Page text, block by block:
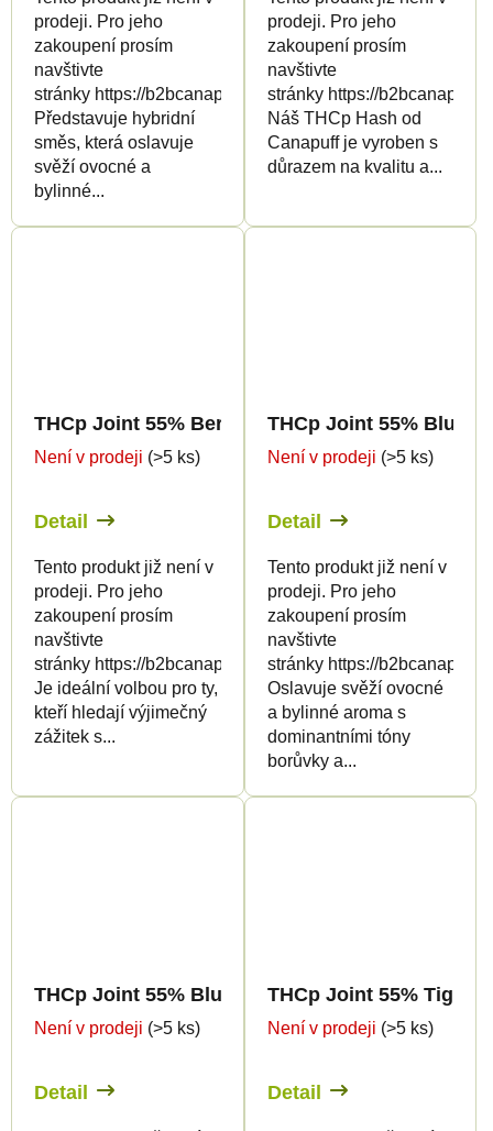
prodeji. Pro jeho
zakoupení prosím
navštivte
stránky https://b2bcanapuff.com/
Představuje hybridní
směs, která oslavuje
svěží ovocné a
bylinné...
prodeji. Pro jeho
zakoupení prosím
navštivte
stránky https://
Náš THCp Hash od
Canapuff je vyroben s
důrazem na kvalitu a...
THCp Joint 55% Berry Gelato 2g
Není v prodeji (>5 ks)
Detail
Tento produkt již není v
prodeji. Pro jeho
zakoupení prosím
navštivte
stránky https://b2bcanapuff.com/
Je ideální volbou pro ty,
kteří hledají výjimečný
zážitek s...
THCp Joint 55% Blue
Není v prodeji (>5 ks)
Detail
Tento produkt již není v
prodeji. Pro jeho
zakoupení prosím
navštivte
stránky https://
Oslavuje svěží ovocné
a bylinné aroma s
dominantními tóny
borůvky a...
THCp Joint 55% Blueberry Haze 2g
Není v prodeji (>5 ks)
Detail
THCp Joint 55%
Není v prodeji (>5 ks)
Detail